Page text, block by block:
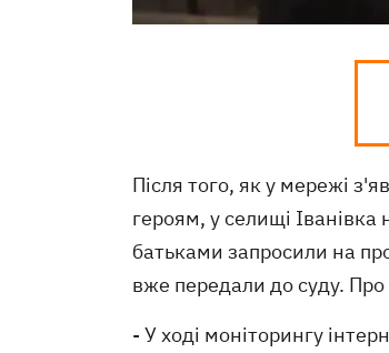
Після того, як у мережі
героям, у селищі Іванівка
батьками запросили на
вже передали до суду.
- У ході моніторингу